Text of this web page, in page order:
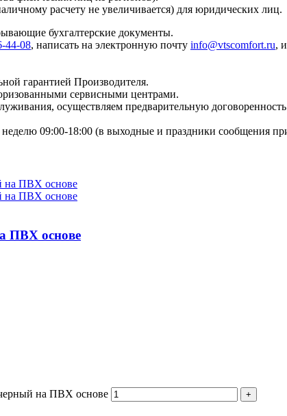
расчету не увеличивается) для юридических лиц.
бухгалтерские документы.
44-08, написать на электронную почту info@vtscomfort.ru,
гарантией Производителя.
сервисными центрами.
осуществляем предварительную
09:00-18:00 (в выходные и праздники сообщения
ПВХ основе
на ПВХ основе